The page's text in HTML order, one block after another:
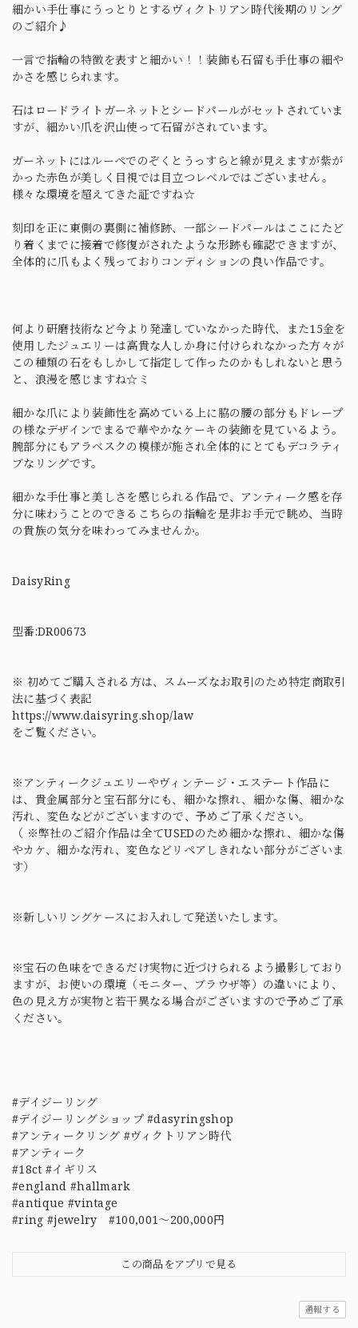
細かい手仕事にうっとりとするヴィクトリアン時代後期のリング
のご紹介♪
一言で指輪の特徴を表すと細かい！！装飾も石留も手仕事の細や
かさを感じられます。
石はロードライトガーネットとシードパールがセットされていま
すが、細かい爪を沢山使って石留がされています。
ガーネットにはルーペでのぞくとうっすらと線が見えますが紫が
かった赤色が美しく目視では目立つレベルではございません。
様々な環境を超えてきた証ですね☆
刻印を正に東側の裏側に補修跡、一部シードパールはここにたど
り着くまでに接着で修復がされたような形跡も確認できますが、
全体的に爪もよく残っておりコンディションの良い作品です。
何より研磨技術など今より発達していなかった時代、また15金を
使用したジュエリーは高貴な人しか身に付けられなかった方々が
この種類の石をもしかして指定して作ったのかもしれないと思う
と、浪漫を感じますね☆ミ
細かな爪により装飾性を高めている上に脇の腰の部分もドレープ
の様なデザインでまるで華やかなケーキの装飾を見ているよう。
腕部分にもアラベスクの模様が施され全体的にとてもデコラティ
ブなリングです。
細かな手仕事と美しさを感じられる作品で、アンティーク感を存
分に味わうことのできるこちらの指輪を是非お手元で眺め、当時
の貴族の気分を味わってみませんか。
DaisyRing
型番:DR00673
※ 初めてご購入される方は、スムーズなお取引のため特定商取引
法に基づく表記
https://www.daisyring.shop/law
をご覧ください。
※アンティークジュエリーやヴィンテージ・エステート作品に
は、貴金属部分と宝石部分にも、細かな擦れ、細かな傷、細かな
汚れ、変色などがございますので、予めご了承ください。
（ ※弊社のご紹介作品は全てUSEDのため細かな擦れ、細かな傷
やカケ、細かな汚れ、変色などリペアしきれない部分がございま
す）
※新しいリングケースにお入れして発送いたします。
※宝石の色味をできるだけ実物に近づけられるよう撮影しており
ますが、お使いの環境（モニター、ブラウザ等）の違いにより、
色の見え方が実物と若干異なる場合がございますので予めご了承
ください。
#デイジーリング
#デイジーリングショップ #dasyringshop
#アンティークリング #ヴィクトリアン時代
#アンティーク
#18ct #イギリス
#england #hallmark
#antique #vintage
#ring #jewelry #100,001～200,000円
この商品をアプリで見る
通報する